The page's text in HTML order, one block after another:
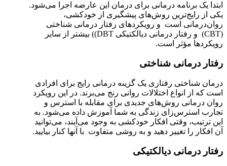
ابتدا یک برنامه درمانی برای درمان این عارضه اجرا می‌شود.
یکی از رایج‌ترین روش‌های پیشگیری از خودکشی،
روان‌درمانی است و رویکردهای رفتار درمانی شناختی
(CBT) و رفتار درمانی دیالکتیکی DBT)) بیشتر از سایر
رویکردها مؤثر است.
رفتار درمانی شناختی
درمان شناختی رفتاری یک گزینه درمانی رایج برای افرادی
است که از انواع اختلالات روانی رنج می‌برند. در این رویکرد
روان درمانی روش‌های جدیدی برای مقابله با استرس و
تجارب استرس‌زای زندگی به شما آموزش داده می‌شود. به
این ترتیب، وقتی افکار خودکشی به وجود می‌آیند، می‌توانید
آن افکار را تغییر دهید و به روشی متفاوت با آنها کنار بیایید.
رفتار درمانی دیالکتیکی